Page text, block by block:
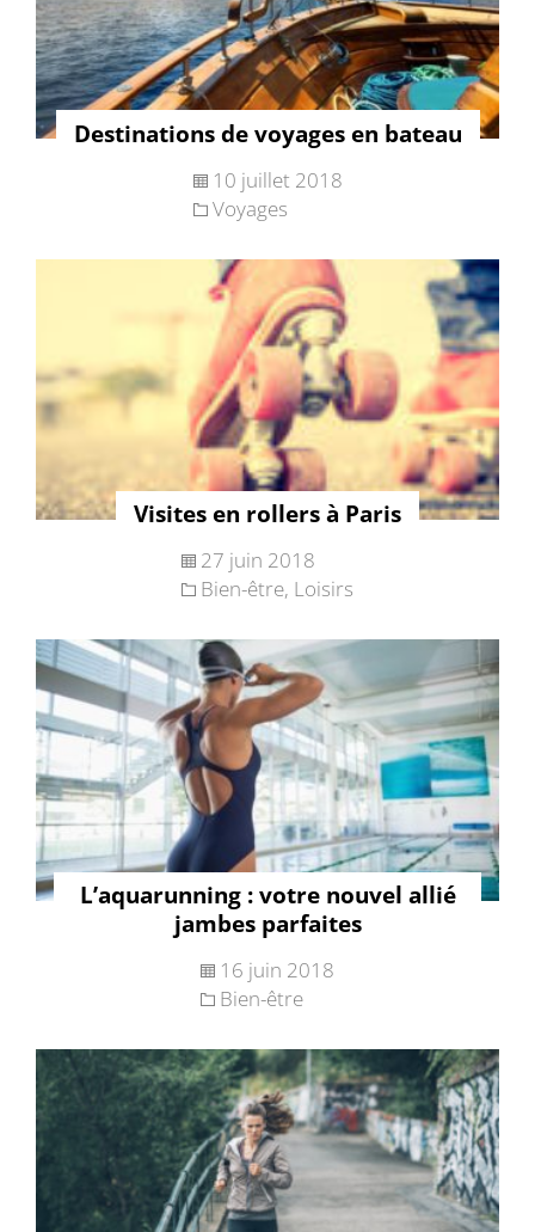
Destinations de voyages en bateau
10 juillet 2018
Voyages
Visites en rollers à Paris
27 juin 2018
Bien-être, Loisirs
L’aquarunning : votre nouvel allié
jambes parfaites
16 juin 2018
Bien-être